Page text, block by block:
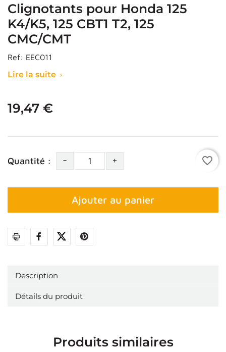
Clignotants pour Honda 125
K4/K5, 125 CBT1 T2, 125
CMC/CMT
Ref: EEC011
Lire la suite 
19,47 €
Quantité : - + favorite_border
Ajouter au panier
Partager
Description
Détails du produit
Produits similaires